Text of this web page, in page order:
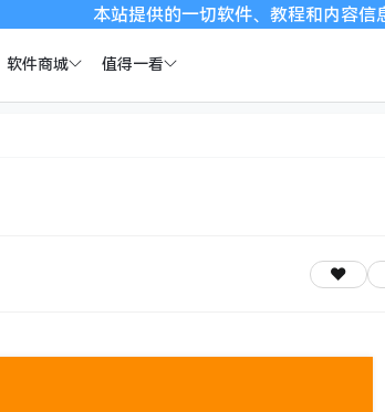
本站提供的一切软件、教程和内容信息仅限用于
软件商城 值得一看